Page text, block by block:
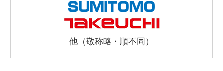
他（敬称略・順不同）